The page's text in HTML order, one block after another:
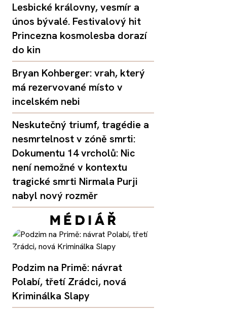
Lesbické královny, vesmír a
únos bývalé. Festivalový hit
Princezna kosmolesba dorazí
do kin
Bryan Kohberger: vrah, který
má rezervované místo v
incelském nebi
Neskutečný triumf, tragédie a
nesmrtelnost v zóně smrti:
Dokumentu 14 vrcholů: Nic
není nemožné v kontextu
tragické smrti Nirmala Purji
nabyl nový rozměr
Podzim na Primě: návrat
Polabí, třetí Zrádci, nová
Kriminálka Slapy